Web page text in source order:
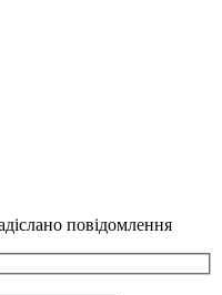
повідомлення